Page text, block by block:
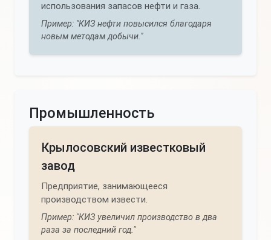
использования запасов нефти и газа.
Пример: "КИЗ нефти повысился благодаря
новым методам добычи."
Промышленность
Крылосовский известковый
завод
Предприятие, занимающееся
производством извести.
Пример: "КИЗ увеличил производство в два
раза за последний год."